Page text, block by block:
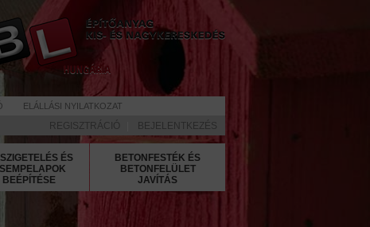
ELÁLLÁSI NYILATKOZAT
REGISZTRÁCIÓ BEJELENTKEZÉS
ÉS
BEÉPÍTÉSE
BETONFESTÉK ÉS
BETONFELÜLET
JAVÍTÁS